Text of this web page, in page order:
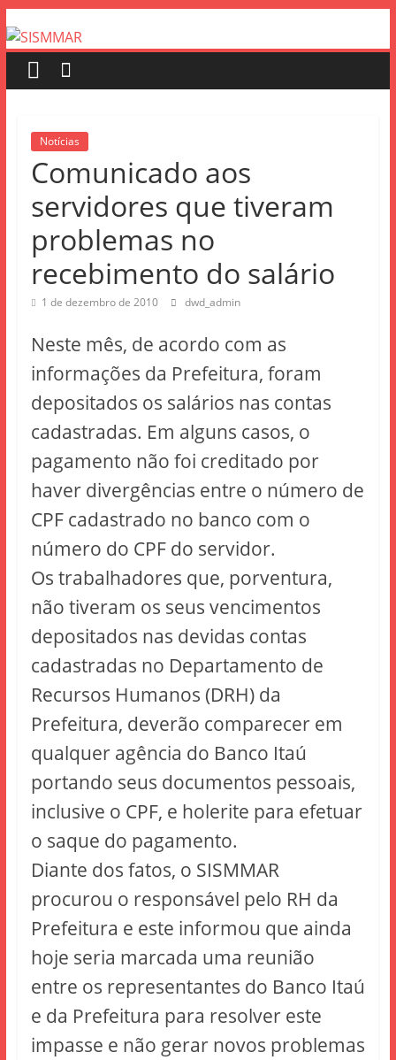
Notícias
Comunicado aos
servidores que tiveram
problemas no
recebimento do salário
1 de dezembro de 2010 dwd_admin
Neste mês, de acordo com as
informações da Prefeitura, foram
depositados os salários nas contas
cadastradas. Em alguns casos, o
pagamento não foi creditado por
haver divergências entre o número de
CPF cadastrado no banco com o
número do CPF do servidor.
Os trabalhadores que, porventura,
não tiveram os seus vencimentos
depositados nas devidas contas
cadastradas no Departamento de
Recursos Humanos (DRH) da
Prefeitura, deverão comparecer em
qualquer agência do Banco Itaú
portando seus documentos pessoais,
inclusive o CPF, e holerite para efetuar
o saque do pagamento.
Diante dos fatos, o SISMMAR
procurou o responsável pelo RH da
Prefeitura e este informou que ainda
hoje seria marcada uma reunião
entre os representantes do Banco Itaú
e da Prefeitura para resolver este
impasse e não gerar novos problemas